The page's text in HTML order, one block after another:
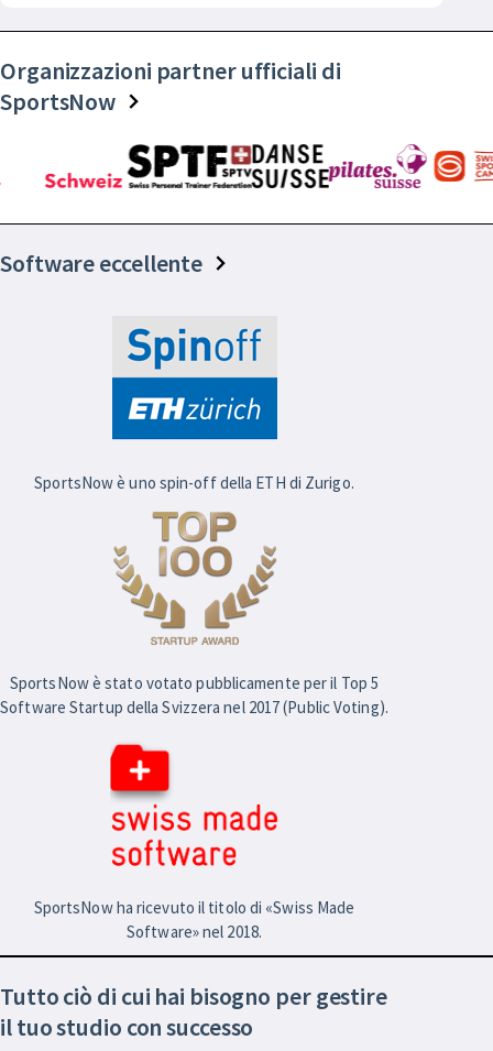
Organizzazioni partner ufficiali di
SportsNow
Software eccellente
SportsNow è uno spin-off della ETH di Zurigo.
SportsNow è stato votato pubblicamente per il Top 5
Software Startup della Svizzera nel 2017 (Public Voting).
SportsNow ha ricevuto il titolo di «Swiss Made
Software» nel 2018.
Tutto ciò di cui hai bisogno per gestire
il tuo studio con successo